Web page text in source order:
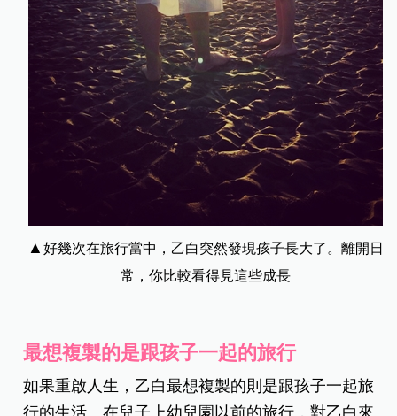
▲ 好幾次在旅行當中，乙白突然發現孩子長大了。離開日
常，你比較看得見這些成長
最想複製的是跟孩子一起的旅行
如果重啟人生，乙白最想複製的則是跟孩子一起旅
行的生活。在兒子上幼兒園以前的旅行，對乙白來